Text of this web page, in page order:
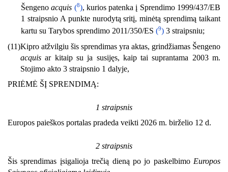
Šengenoacquis (8), kurios patenka į Sprendimo 1999/437/EB
1 straipsnio A punkte nurodytą sritį, minėtą sprendimą taikant
kartu su Tarybos sprendimo 2011/350/ES (9) 3 straipsniu;
(11)Kipro atžvilgiu šis sprendimas yra aktas, grindžiamas Šengeno
acquis ar kitaip su ja susijęs, kaip tai suprantama 2003 m.
Stojimo akto 3 straipsnio 1 dalyje,
PRIĖMĖ ŠĮ SPRENDIMĄ:
1 straipsnis
Europos paieškos portalas pradeda veikti 2026 m. birželio 12 d.
2 straipsnis
Šis sprendimas įsigalioja trečią dieną po jo paskelbimo Europos